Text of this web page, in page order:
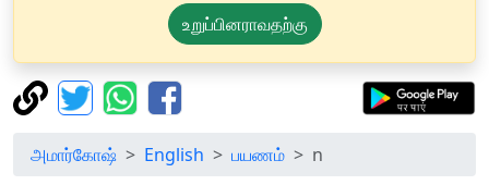
உறுப்பினராவதற்கு
அமார்கோஷ் English பயணம் n